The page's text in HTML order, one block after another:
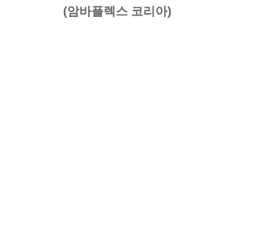
(암바플렉스 코리아)